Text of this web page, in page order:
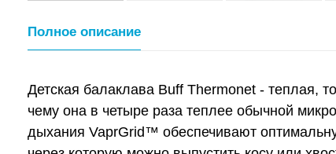
Полное описание
Детская балаклава Buff Thermonet - теплая,
чему она в четыре раза теплее обычной
дыхания VaprGrid™ обеспечивают